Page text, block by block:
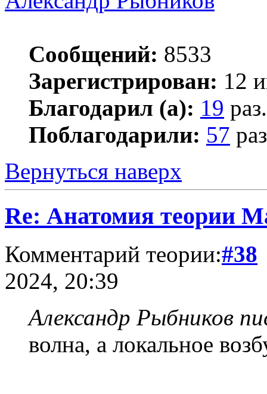
Сообщений: 8533
Зарегистрирован: 12
Благодарил (а): 19 раз.
Поблагодарили: 57
Вернуться наверх
Re: Анатомия теории
Комментарий теории:#38
2024, 20:39
Александр Рыбников
волна, а локальное